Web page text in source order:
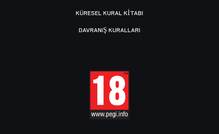
KÜRESEL KURAL KITABI
DAVRANIŞ KURALLARI